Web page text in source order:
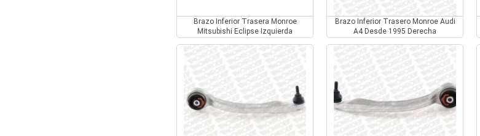
Brazo Inferior Trasera Monroe
Mitsubishi Eclipse Izquierda
Brazo Inferior Trasero Monroe Audi
A4 Desde 1995 Derecha